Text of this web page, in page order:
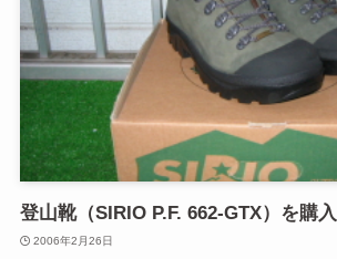
登山靴（SIRIO P.F. 662-GTX）を購入
2006年2月26日